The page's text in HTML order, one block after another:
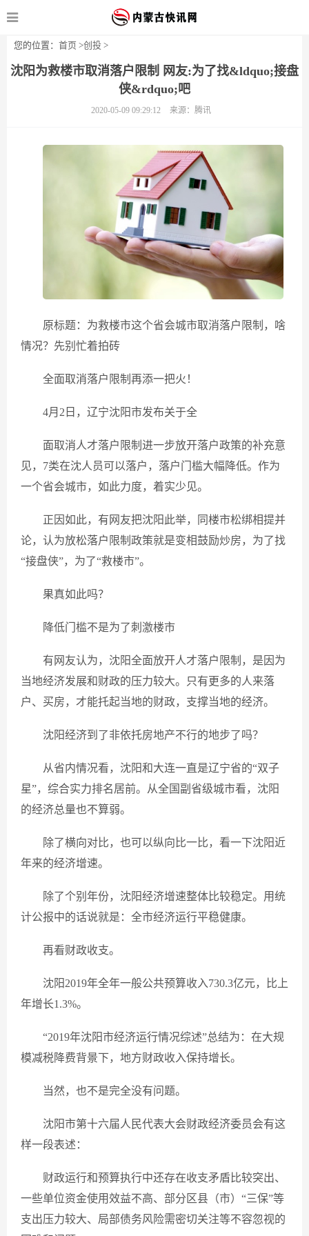
您的位置： 首页 >创投 >
沈阳为救楼市取消落户限制 网友:为了找&ldquo;接盘
侠&rdquo;吧
2020-05-09 09:29:12 来源：腾讯
原标题：为救楼市这个省会城市取消落户限制，啥
情况？先别忙着拍砖
全面取消落户限制再添一把火！
4月2日，辽宁沈阳市发布关于全
面取消人才落户限制进一步放开落户政策的补充意
见，7类在沈人员可以落户，落户门槛大幅降低。作为
一个省会城市，如此力度，着实少见。
正因如此，有网友把沈阳此举，同楼市松绑相提并
论，认为放松落户限制政策就是变相鼓励炒房，为了找
“接盘侠”，为了“救楼市”。
果真如此吗？
降低门槛不是为了刺激楼市
有网友认为，沈阳全面放开人才落户限制，是因为
当地经济发展和财政的压力较大。只有更多的人来落
户、买房，才能托起当地的财政，支撑当地的经济。
沈阳经济到了非依托房地产不行的地步了吗？
从省内情况看，沈阳和大连一直是辽宁省的“双子
星”，综合实力排名居前。从全国副省级城市看，沈阳
的经济总量也不算弱。
除了横向对比，也可以纵向比一比，看一下沈阳近
年来的经济增速。
除了个别年份，沈阳经济增速整体比较稳定。用统
计公报中的话说就是：全市经济运行平稳健康。
再看财政收支。
沈阳2019年全年一般公共预算收入730.3亿元，比上
年增长1.3%。
“2019年沈阳市经济运行情况综述”总结为：在大规
模减税降费背景下，地方财政收入保持增长。
当然，也不是完全没有问题。
沈阳市第十六届人民代表大会财政经济委员会有这
样一段表述：
财政运行和预算执行中还存在收支矛盾比较突出、
一些单位资金使用效益不高、部分区县（市）“三保”等
支出压力较大、局部债务风险需密切关注等不容忽视的